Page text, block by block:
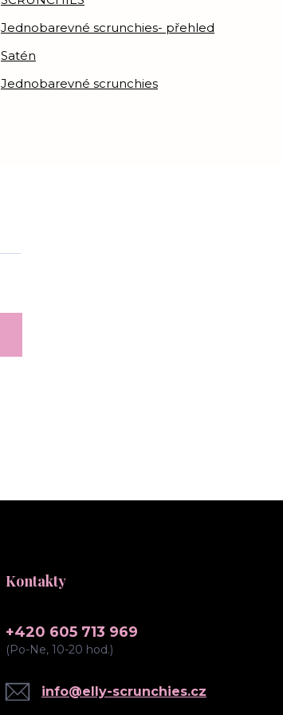
Jednobarevné scrunchies- přehled
Satén
Jednobarevné scrunchies
Kontakty
+420 605 713 969
(Po-Ne, 10-20 hod.)
info@elly-scrunchies.cz